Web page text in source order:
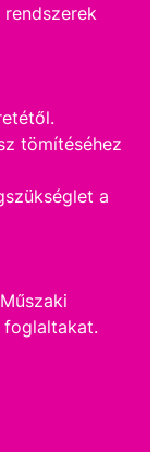
tömítéséhez
a
foglaltakat.